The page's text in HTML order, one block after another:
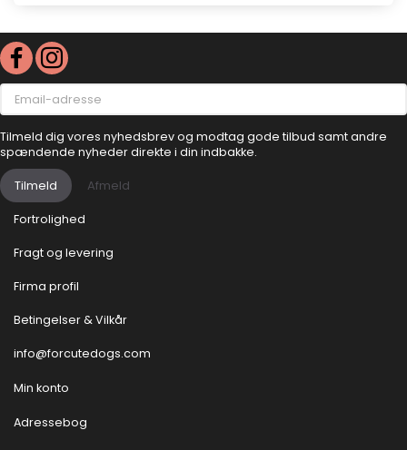
Email-
adresse
Tilmeld dig vores nyhedsbrev og modtag gode tilbud samt andre
spændende nyheder direkte i din indbakke.
Tilmeld Afmeld
Fortrolighed
Fragt og levering
Firma profil
Betingelser & Vilkår
info@forcutedogs.com
Min konto
Adressebog